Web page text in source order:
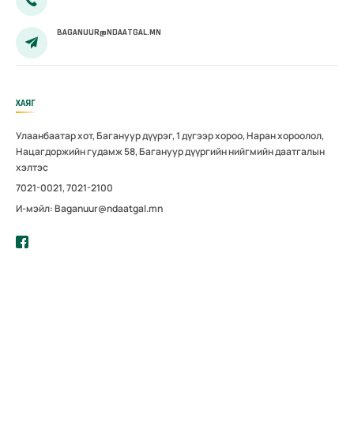
BAGANUUR@NDAATGAL.MN
ХАЯГ
Улаанбаатар хот, Багануур дүүрэг, 1 дүгээр хороо, Наран хороолол,
Нацагдоржийн гудамж 58, Багануур дүүргийн нийгмийн даатгалын
хэлтэс
7021-0021, 7021-2100
И-мэйл: Baganuur@ndaatgal.mn